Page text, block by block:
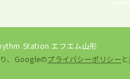
Station エフエム山形
、Googleのプライバシーポリシーと